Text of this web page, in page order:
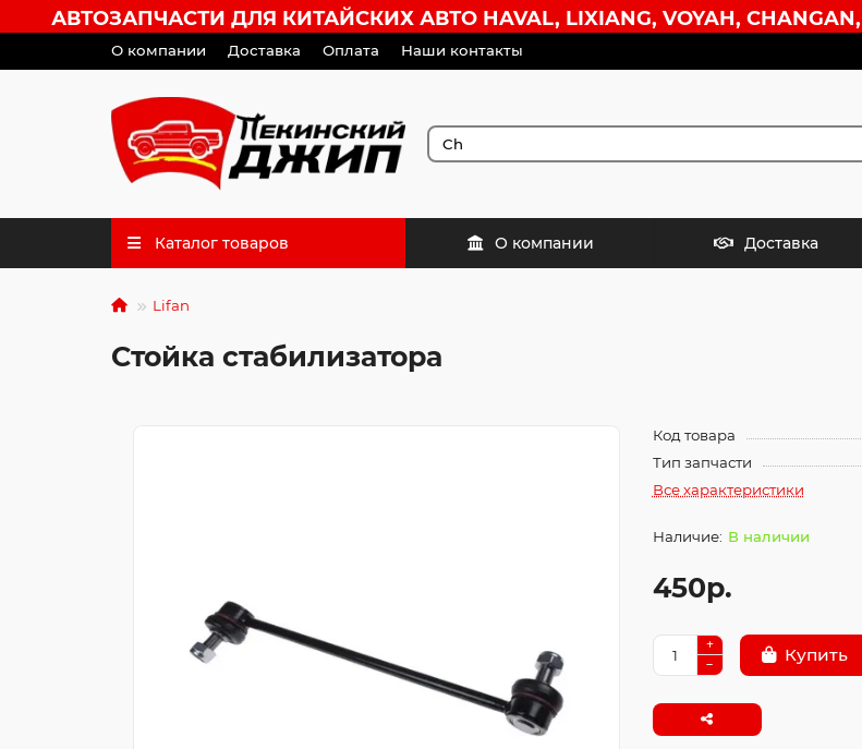
АВТОЗАПЧАСТИ ДЛЯ КИТАЙСКИХ АВТО HAVAL, LIXIANG, VOYAH,
О компании Доставка Оплата Наши контакты
Каталог товаров О компании Доставка
Lifan
Стойка стабилизатора
Код товара
Тип запчасти
Все характеристики
В наличии
450р.
Купить